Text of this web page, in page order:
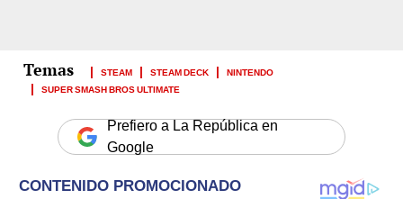
STEAM STEAM DECK
NINTENDO
SUPER SMASH BROS ULTIMATE
Prefiero a La República en
Google